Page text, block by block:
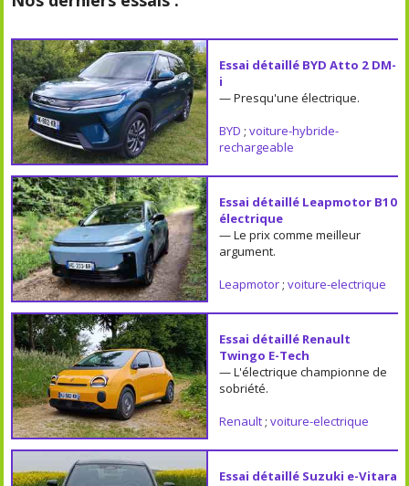
Essai détaillé BYD Atto 2 DM-
i
— Presqu'une électrique.
BYD ; voiture-hybride-
rechargeable
Essai détaillé Leapmotor B10
électrique
— Le prix comme meilleur
argument.
Leapmotor; voiture-electrique
Essai détaillé Renault
Twingo E-Tech
— L'électrique championne de
sobriété.
Renault; voiture-electrique
Essai détaillé Suzuki e-Vitara